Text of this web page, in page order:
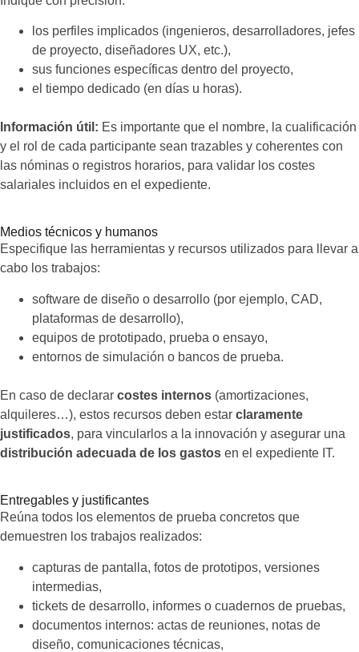
los perfiles implicados (ingenieros, desarrolladores, jefes
de proyecto, diseñadores UX, etc.),
sus funciones específicas dentro del proyecto,
el tiempo dedicado (en días u horas).
Información útil : Es importante que el nombre, la cualificación
y el rol de cada participante sean trazables y coherentes con
las nóminas o registros horarios, para validar los costes
salariales incluidos en el expediente.
Medios técnicos y humanos
Especifique las herramientas y recursos utilizados para llevar a
cabo los trabajos:
software de diseño o desarrollo (por ejemplo, CAD,
plataformas de desarrollo),
equipos de prototipado, prueba o ensayo,
entornos de simulación o bancos de prueba.
En caso de declarar costes internos (amortizaciones,
alquileres…), estos recursos deben estar claramente
justificados, para vincularlos a la innovación y asegurar una
distribución adecuada de los gastos en el expediente IT.
Entregables y justificantes
Reúna todos los elementos de prueba concretos que
demuestren los trabajos realizados:
capturas de pantalla, fotos de prototipos, versiones
intermedias,
tickets de desarrollo, informes o cuadernos de pruebas,
documentos internos: actas de reuniones, notas de
diseño, comunicaciones técnicas,